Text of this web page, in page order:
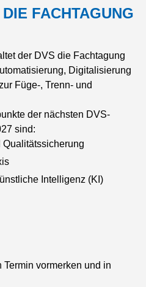
FACHTAGUNG
der DVS die Fachtagung
Digitalisierung
Füge-, Trenn- und
der nächsten DVS-
sind:
Intelligenz (KI)
vormerken und in